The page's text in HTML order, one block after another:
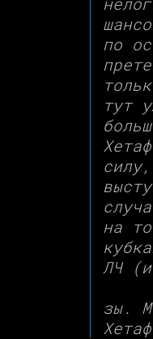
по
тут
на
ЛЧ
зы.